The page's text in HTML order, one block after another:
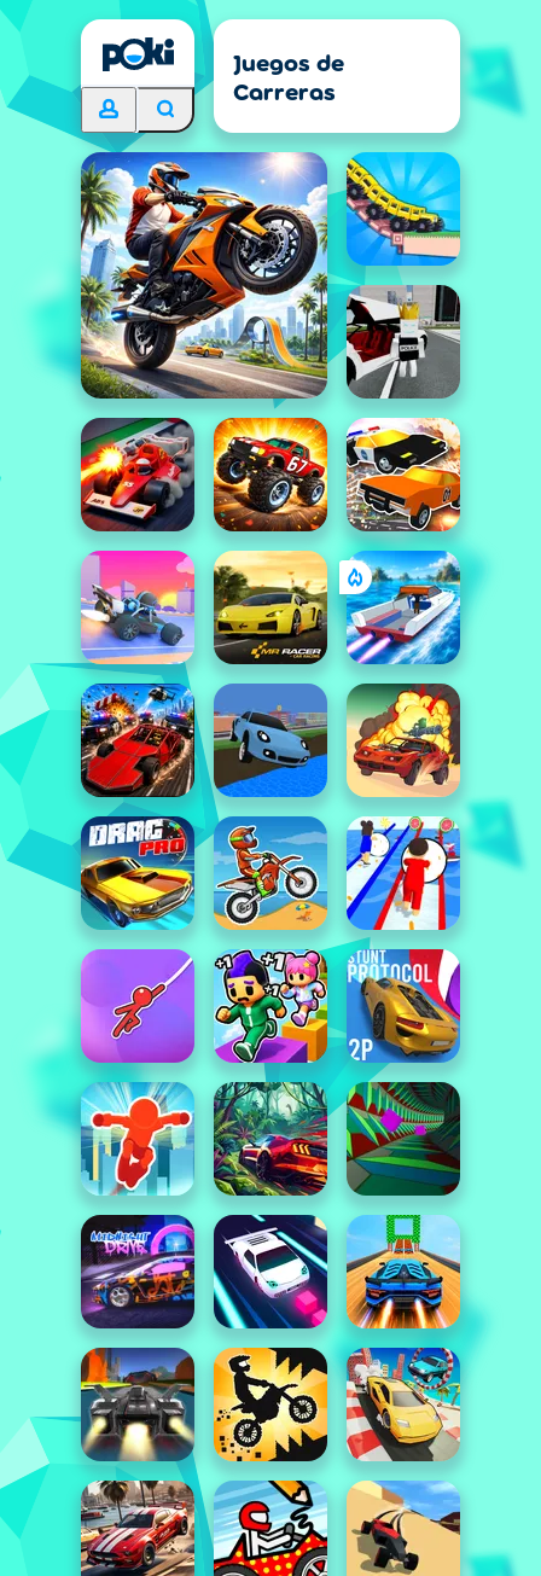
Juegos de
Carreras